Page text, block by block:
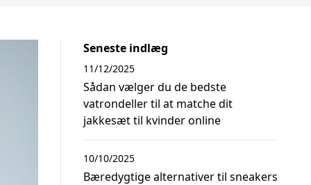
Seneste indlæg
Sådan vælger du de bedste
vatrondeller til at matche dit
jakkesæt til kvinder online
11/12/2025
Bæredygtige alternativer til sneakers
10/10/2025